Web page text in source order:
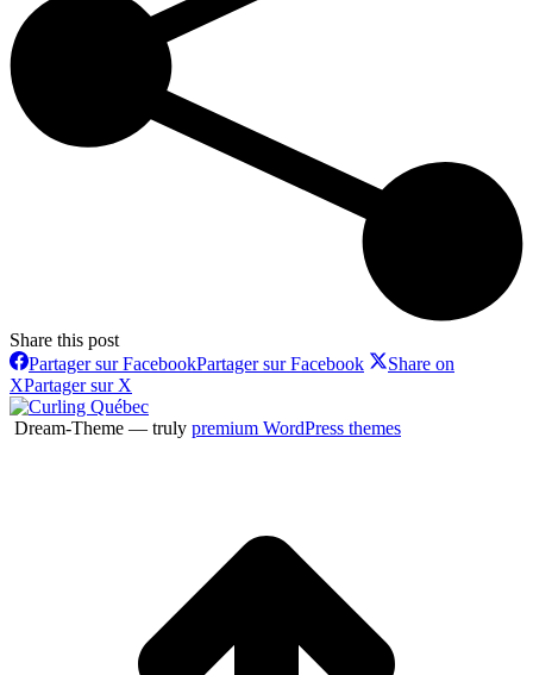
Share this post
Partager sur FacebookPartager sur Facebook
Share on
XPartager sur X
Dream-Theme — truly premium WordPress themes